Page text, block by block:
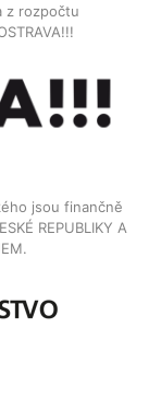
z rozpočtu
jsou finančně
REPUBLIKY A